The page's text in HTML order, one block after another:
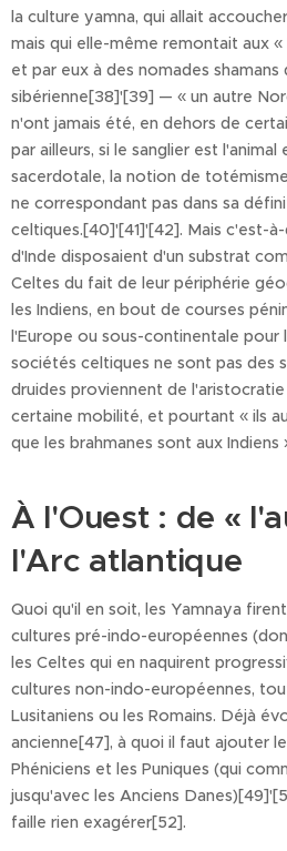
la culture yamna, qui allait
mais qui elle-même remontait aux
et par eux à des nomades shamans
sibérienne[38]'[39] — « un autre
n'ont jamais été, en dehors de
par ailleurs, si le sanglier est
sacerdotale, la notion de
ne correspondant pas dans sa
celtiques.[40]'[41]'[42]. Mais c'est-
d'Inde disposaient d'un substrat
Celtes du fait de leur périphérie
les Indiens, en bout de courses
l'Europe ou sous-continentale pour
sociétés celtiques ne sont pas des
druides proviennent de
certaine mobilité, et pourtant « ils
que les brahmanes sont aux Indiens
À l'Ouest : de «
l'Arc atlantique
Quoi qu'il en soit, les Yamnaya
cultures pré-indo-européennes
les Celtes qui en naquirent
cultures non-indo-européennes,
Lusitaniens ou les Romains. Déjà
ancienne[47], à quoi il faut ajouter
Phéniciens et les Puniques (qui
jusqu'avec les Anciens
faille rien exagérer[52].